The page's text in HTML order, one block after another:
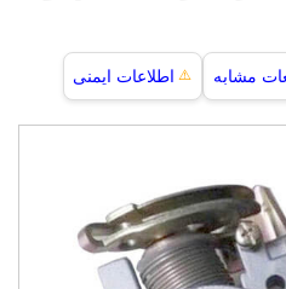
مشابه ⚠️ اطلاعات ایمنی